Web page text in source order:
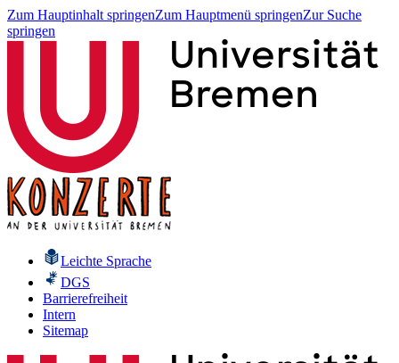
Zum Hauptinhalt springenZum Hauptmenü springenZur Suche
springen
Leichte Sprache
DGS
Barrierefreiheit
Intern
Sitemap